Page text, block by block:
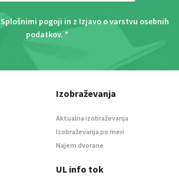
Splošnimi pogoji in z Izjavo o varstvu osebnih
podatkov. *
Izobraževanja
Aktualna izobraževanja
Izobraževanja po meri
Najem dvorane
UL info tok